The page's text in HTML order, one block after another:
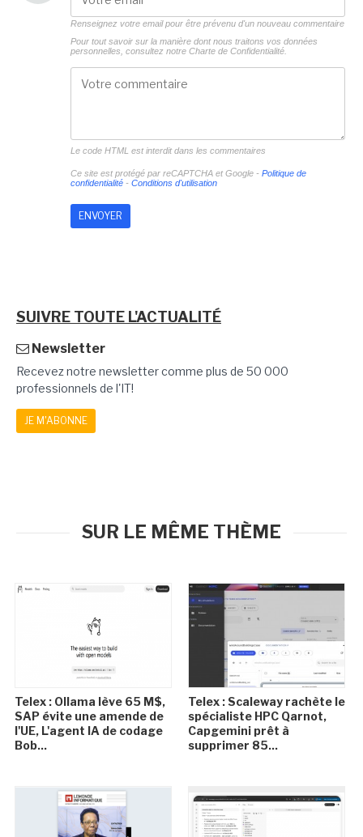
Renseignez votre email pour être prévenu d'un nouveau commentaire
Pour tout savoir sur la manière dont nous traitons vos données
personnelles, consultez notre Charte de Confidentialité.
Le code HTML est interdit dans les commentaires
Ce site est protégé par reCAPTCHA et Google - Politique de
confidentialité- Conditions d'utilisation
SUIVRE TOUTE L'ACTUALITÉ
Newsletter
Recevez notre newsletter comme plus de 50 000
professionnels de l'IT!
JE M'ABONNE
SUR LE MÊME THÈME
Telex : Ollama lève 65 M$,
SAP évite une amende de
l'UE, L'agent IA de codage
Bob...
Telex : Scaleway rachète le
spécialiste HPC Qarnot,
Capgemini prêt à
supprimer 85...